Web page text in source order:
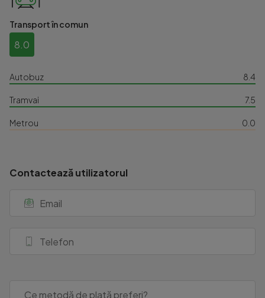
Transport în comun
8.0
Autobuz 8.4
Tramvai 7.5
Metrou 0.0
Contactează utilizatorul